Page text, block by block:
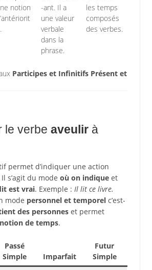
notion
-ant. Il a
une valeur
verbale
dans la
phrase.
les temps
composés
des verbes.
Participes et Infinitifs Présent et
le verbe aveulirà
permet d’indiquer une action
s’agit du mode où on indiqueet
est vrai. Exemple : Il lit ce livre.
mode personnel et temporelc’est-
des personneset permet
de temps.
Passé
Simple
Imparfait
Futur
Simple